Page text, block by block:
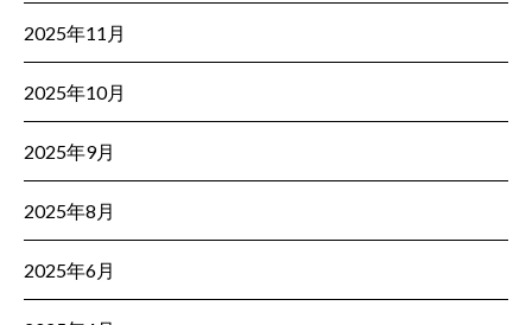
2025年11月
2025年10月
2025年9月
2025年8月
2025年6月